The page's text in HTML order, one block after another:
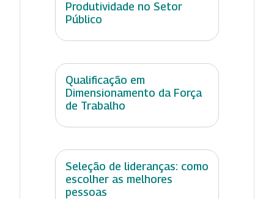
Produtividade no Setor
Público
Qualificação em
Dimensionamento da Força
de Trabalho
Seleção de lideranças: como
escolher as melhores
pessoas